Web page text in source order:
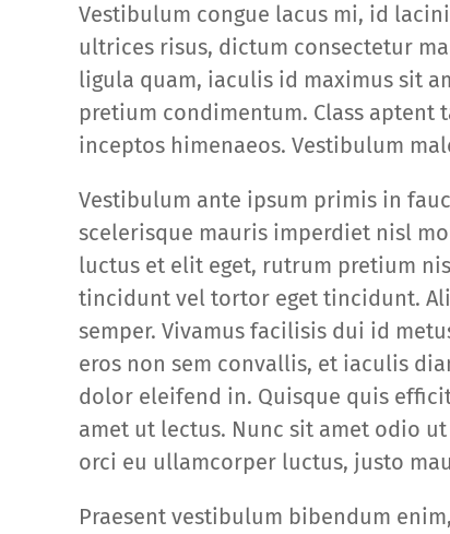
Vestibulum congue lacus mi, id
ultrices risus, dictum consectetur
ligula quam, iaculis id maximus sit
pretium condimentum. Class
inceptos himenaeos. Vestibulum
Vestibulum ante ipsum primis in
scelerisque mauris imperdiet nisl
luctus et elit eget, rutrum pretium
tincidunt vel tortor eget tincidunt.
semper. Vivamus facilisis dui id
eros non sem convallis, et iaculis
dolor eleifend in. Quisque quis
amet ut lectus. Nunc sit amet odio
orci eu ullamcorper luctus, justo
Praesent vestibulum bibendum